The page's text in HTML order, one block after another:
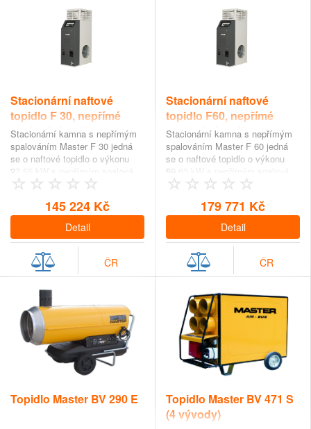
Stacionární naftové
topidlo F 30, nepřímé
spalování s výkonem
27,55 kW
Stacionární kamna s nepřímým
spalováním Master F 30 jedná
se o naftové topidlo o výkonu
27,55 kW s nepřímým spalová…
145 224 Kč
Detail
ČR
Stacionární naftové
topidlo F60, nepřímé
spalování s výkonem
59,63 kW
Stacionární kamna s nepřímým
spalováním Master F 60 jedná
se o naftové topidlo o výkonu
59,63 kW s nepřímým spalová…
179 771 Kč
Detail
ČR
Topidlo Master BV 290 E
Topidlo Master BV 471 S
(4 vývody)